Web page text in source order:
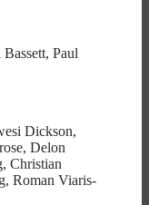
Paul
Dickson,
Delon
Christian
Roman Viaris-